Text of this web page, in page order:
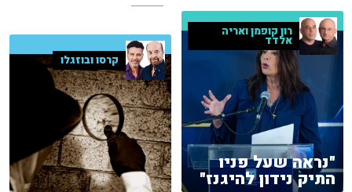
רון קופמן ואריה
אלדד
"נראה שעל פניו
התיק נידון להיגנז"
קרסו ובוזגלו